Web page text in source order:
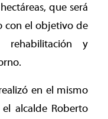
que será
con el objetivo de
rehabilitación y
en el mismo
alcalde Roberto